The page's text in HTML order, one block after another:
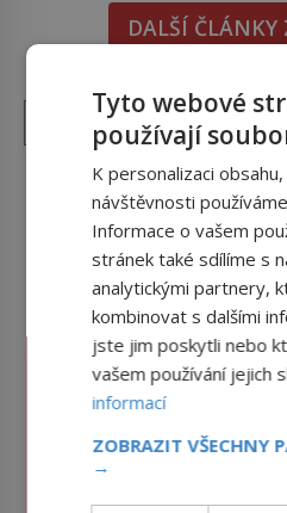
občasný pamlsek. […]
DALŠÍ ČLÁNKY
Tyto webové
používají
K personalizaci
návštěvnosti
Informace o vašem
stránek také sdílíme s
analytickými partnery,
kombinovat s dalšími
jste jim poskytli nebo
vašem používání jejich
informací
ZOBRAZIT VŠECHNY
→